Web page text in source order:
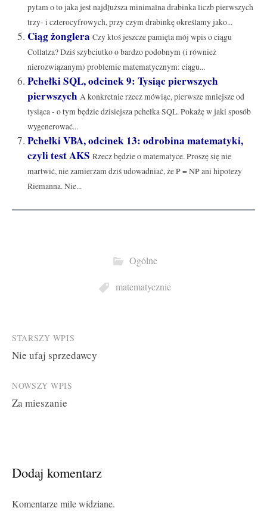
pytam o to jaka jest najdłuższa minimalna drabinka liczb pierwszych
trzy- i czterocyfrowych, przy czym drabinkę określamy jako...
Ciąg żonglera Czy ktoś jeszcze pamięta mój wpis o ciągu
Collatza? Dziś szybciutko o bardzo podobnym (i również
nierozwiązanym) problemie matematycznym: ciągu...
Pchełki SQL, odcinek 9: Tysiąc pierwszych
pierwszych A konkretnie rzecz mówiąc, pierwsze mniejsze od
tysiąca - o tym będzie dzisiejsza pchełka SQL. Pokażę w jaki sposób
wygenerować...
Pchełki VBA, odcinek 13: odrobina matematyki,
czyli test AKS Rzecz będzie o matematyce. Proszę się nie
martwić, nie zamierzam dziś udowadniać, że P = NP ani hipotezy
Riemanna. Nie...
Ogólne
matematycznie
Post
navigation
STARSZY WPIS
Nie ufaj sprzedawcy
NOWSZY WPIS
Za mieszanie
Dodaj komentarz
Komentarze mile widziane.